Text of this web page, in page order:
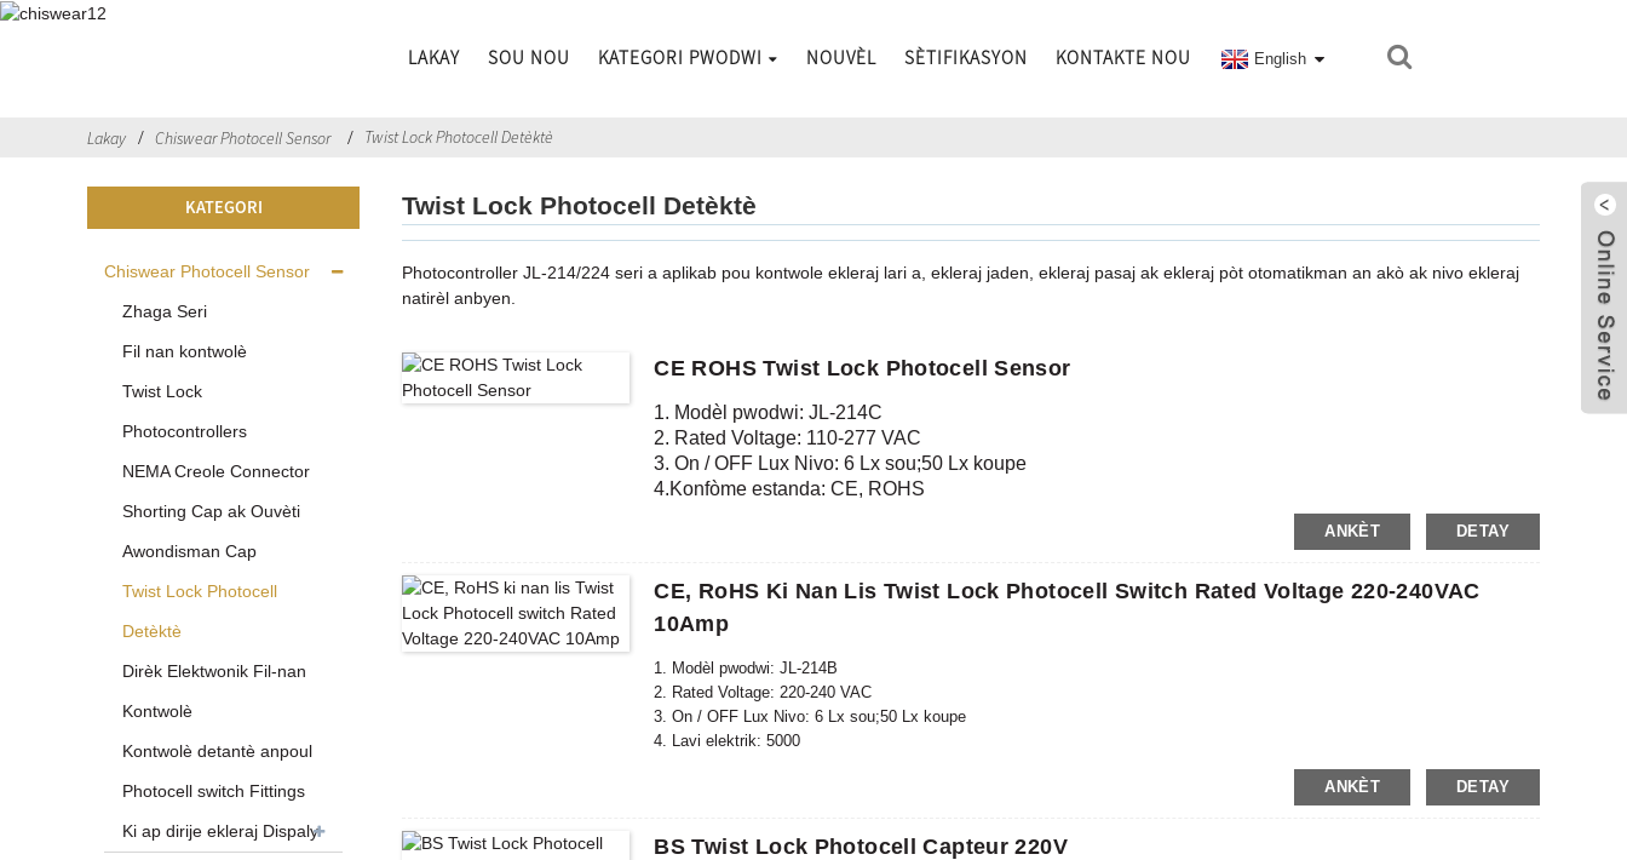
LAKAY SOU NOU KATEGORI PWODWI NOUVÈL SÈTIFIKASYON KONTAKTE NOU English
Lakay Chiswear Photocell Sensor Twist Lock Photocell Detèktè
KATEGORI
Chiswear Photocell Sensor
Zhaga Seri
Fil nan kontwolè
Twist Lock
Photocontrollers
NEMA Creole Connector
Shorting Cap ak Ouvèti
Awondisman Cap
Twist Lock Photocell
Detèktè
Dirèk Elektwonik Fil-nan
Kontwolè
Kontwolè detantè anpoul
Photocell switch Fittings
Ki ap dirije ekleraj Dispaly
Twist Lock Photocell Detèktè
Photocontroller JL-214/224 seri a aplikab pou kontwole ekleraj lari a, ekleraj jaden, ekleraj pasaj ak ekleraj pòt otomatikman an akò ak nivo ekleraj
natirèl anbyen.
CE ROHS Twist Lock Photocell Sensor
1. Modèl pwodwi: JL-214C
2. Rated Voltage: 110-277 VAC
3. On / OFF Lux Nivo: 6 Lx sou;50 Lx koupe
4.Konfòme estanda: CE, ROHS
ANKÈT DETAY
CE, RoHS Ki Nan Lis Twist Lock Photocell Switch Rated Voltage 220-240VAC
10Amp
1. Modèl pwodwi: JL-214B
2. Rated Voltage: 220-240 VAC
3. On / OFF Lux Nivo: 6 Lx sou;50 Lx koupe
4. Lavi elektrik: 5000
ANKÈT
DETAY
BS Twist Lock Photocell Capteur 220V